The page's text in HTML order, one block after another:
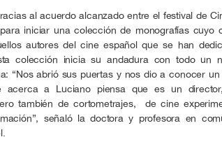
al acuerdo alcanzado entre el festival de
iniciar una colección de monografías cuyo
autores del cine español que se han
colección inicia su andadura con todo un
“Nos abrió sus puertas y nos dio a conocer un
acerca a Luciano piensa que es un
también de cortometrajes, de cine
señaló la doctora y profesora en